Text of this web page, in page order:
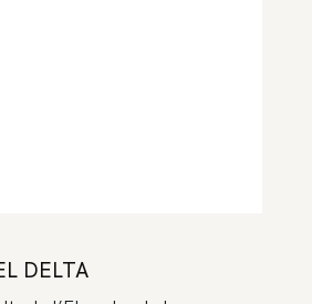
DELTA